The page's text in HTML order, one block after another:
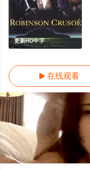
更新HD中字
 在线观看